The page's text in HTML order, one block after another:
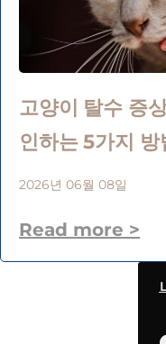
고양이 탈수 증
인하는 5가지 방
2026년 06월 08일
Read more >